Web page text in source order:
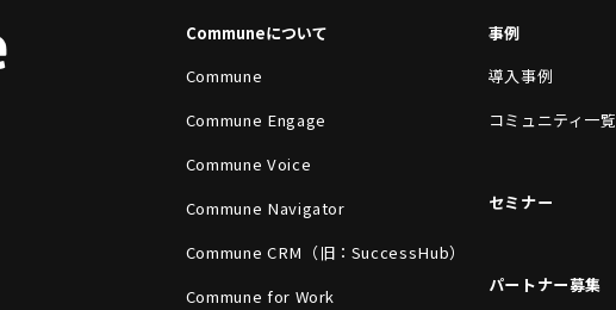
Communeについて
Commune
Commune Engage
Commune Voice
Commune Navigator
Commune CRM（旧：SuccessHub）
Commune for Work
事例
導入事例
コミュニティ一覧
セミナー
パートナー募集